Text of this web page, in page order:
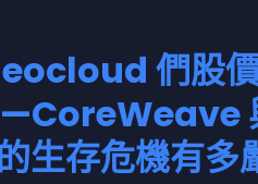
們股
生存危機有多